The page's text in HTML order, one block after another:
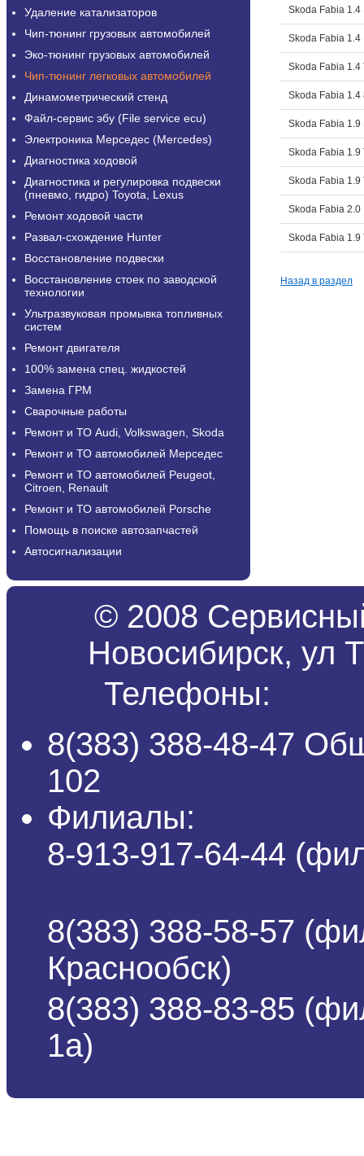
Удаление катализаторов
Чип-тюнинг грузовых автомобилей
Эко-тюнинг грузовых автомобилей
Чип-тюнинг легковых автомобилей
Динамометрический стенд
Файл-сервис эбу (File service ecu)
Электроника Мерседес (Mercedes)
Диагностика ходовой
Диагностика и регулировка подвески
(пневмо, гидро) Toyota, Lexus
Ремонт ходовой части
Развал-схождение Hunter
Восстановление подвески
Восстановление стоек по заводской
технологии
Ультразвуковая промывка топливных
систем
Ремонт двигателя
100% замена спец. жидкостей
Замена ГРМ
Сварочные работы
Ремонт и ТО Audi, Volkswagen, Skoda
Ремонт и ТО автомобилей Мерседес
Ремонт и ТО автомобилей Peugeot,
Citroen, Renault
Ремонт и ТО автомобилей Porsche
Помощь в поиске автозапчастей
Автосигнализации
Skoda Fabia 1.4
Skoda Fabia 1.4
Skoda Fabia 1.4
Skoda Fabia 1.4
Skoda Fabia 1.9
Skoda Fabia 1.9
Skoda Fabia 1.9
Skoda Fabia 2.0
Skoda Fabia 1.9
Назад в раздел
© 2008
Новосибирск, ул
Телефоны:
8(383) 388-48-47
102
Филиалы:
8-913-917-64-44
8(383) 388-58-57
Краснообск)
8(383) 388-83-85
1а)